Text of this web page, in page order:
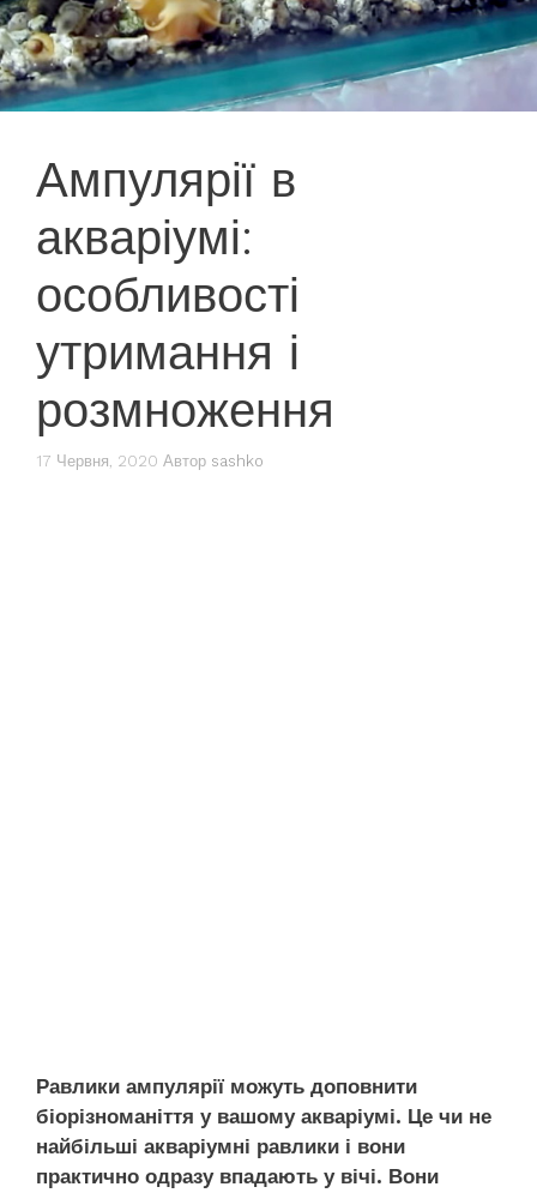
Ампулярії в
акваріумі:
особливості
утримання і
розмноження
17 Червня, 2020 Автор sashko
Равлики ампулярії можуть доповнити
біорізноманіття у вашому акваріумі. Це чи не
найбільші акваріумні равлики і вони
практично одразу впадають у вічі. Вони